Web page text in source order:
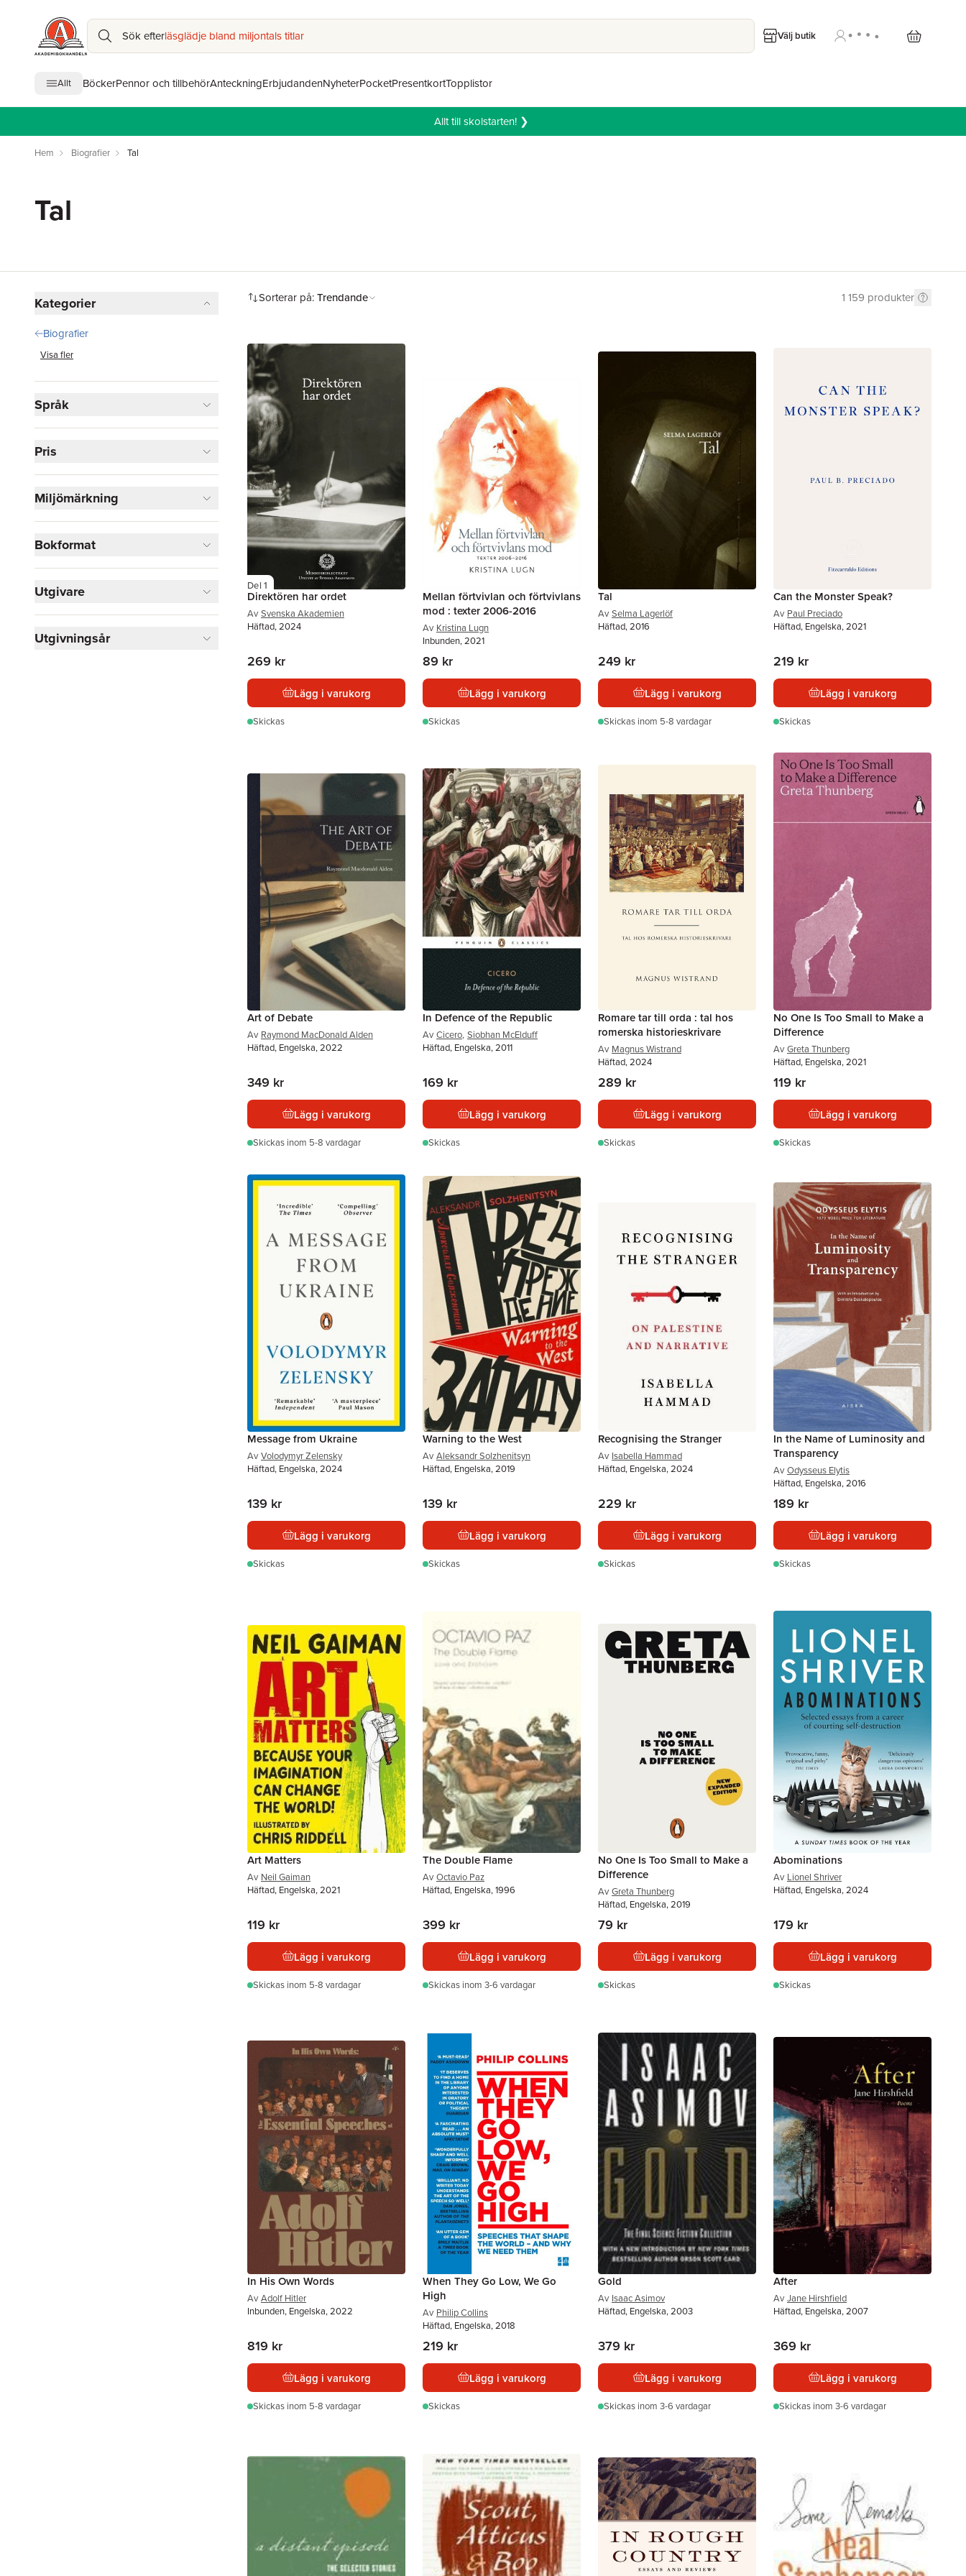
Sök efterläsglädje bland miljontals titlar Välj butik
Allt BöckerPennor och tillbehörAnteckningErbjudandenNyheterPocketPresentkortTopplistor
Allt till skolstarten! ❯
Hem Biografier Tal
Tal
Kategorier
Biografier
Visa fler
Språk
Pris
Miljömärkning
Bokformat
Utgivare
Utgivningsår
Sorterar på:Trendande 1 159 produkter
Del 1
Direktören har ordet
Av Svenska Akademien
Häftad, 2024
269 kr
Lägg i varukorg
Skickas
Mellan förtvivlan och förtvivlans
mod : texter 2006-2016
Av Kristina Lugn
Inbunden, 2021
89 kr
Lägg i varukorg
Skickas
Tal
Av Selma Lagerlöf
Häftad, 2016
249 kr
Lägg i varukorg
Skickas inom 5-8 vardagar
Can the Monster Speak?
Av Paul Preciado
Häftad, Engelska, 2021
219 kr
Lägg i varukorg
Skickas
Art of Debate
Av Raymond MacDonald Alden
Häftad, Engelska, 2022
349 kr
Lägg i varukorg
Skickas inom 5-8 vardagar
In Defence of the Republic
Av Cicero, Siobhan McElduff
Häftad, Engelska, 2011
169 kr
Lägg i varukorg
Skickas
Romare tar till orda : tal hos
romerska historieskrivare
Av Magnus Wistrand
Häftad, 2024
289 kr
Lägg i varukorg
Skickas
No One Is Too Small to Make a
Difference
Av Greta Thunberg
Häftad, Engelska, 2021
119 kr
Lägg i varukorg
Skickas
Message from Ukraine
Av Volodymyr Zelensky
Häftad, Engelska, 2024
139 kr
Lägg i varukorg
Skickas
Warning to the West
Av Aleksandr Solzhenitsyn
Häftad, Engelska, 2019
139 kr
Lägg i varukorg
Skickas
Recognising the Stranger
Av Isabella Hammad
Häftad, Engelska, 2024
229 kr
Lägg i varukorg
Skickas
In the Name of Luminosity and
Transparency
Av Odysseus Elytis
Häftad, Engelska, 2016
189 kr
Lägg i varukorg
Skickas
Art Matters
Av Neil Gaiman
Häftad, Engelska, 2021
119 kr
Lägg i varukorg
Skickas inom 5-8 vardagar
The Double Flame
Av Octavio Paz
Häftad, Engelska, 1996
399 kr
Lägg i varukorg
Skickas inom 3-6 vardagar
No One Is Too Small to Make a
Difference
Av Greta Thunberg
Häftad, Engelska, 2019
79 kr
Lägg i varukorg
Skickas
Abominations
Av Lionel Shriver
Häftad, Engelska, 2024
179 kr
Lägg i varukorg
Skickas
In His Own Words
Av Adolf Hitler
Inbunden, Engelska, 2022
819 kr
Lägg i varukorg
Skickas inom 5-8 vardagar
When They Go Low, We Go
High
Av Philip Collins
Häftad, Engelska, 2018
219 kr
Lägg i varukorg
Skickas
Gold
Av Isaac Asimov
Häftad, Engelska, 2003
379 kr
Lägg i varukorg
Skickas inom 3-6 vardagar
After
Av Jane Hirshfield
Häftad, Engelska, 2007
369 kr
Lägg i varukorg
Skickas inom 3-6 vardagar